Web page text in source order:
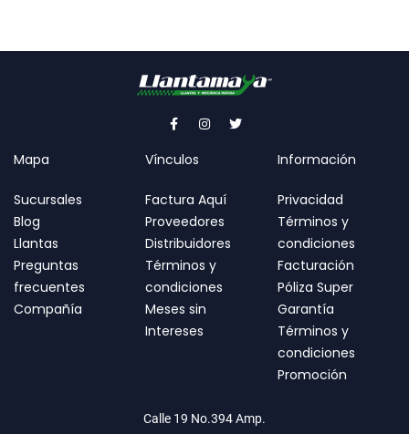
Mapa
Sucursales
Blog
Llantas
Preguntas
frecuentes
Compañía
Vínculos
Factura Aquí
Proveedores
Distribuidores
Términos y
condiciones
Meses sin
Intereses
Información
Privacidad
Términos y
condiciones
Facturación
Póliza Super
Garantía
Términos y
condiciones
Promoción
Calle 19 No.394 Amp.